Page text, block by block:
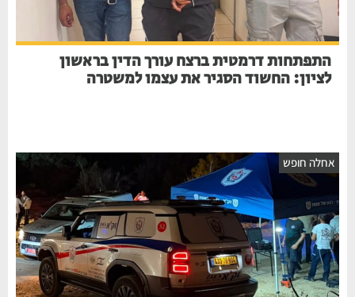
התפתחות דרמטית ברצח עורך הדין בראשון
לציון: החשוד הסגיר את עצמו למשטרה
אחלה חופש